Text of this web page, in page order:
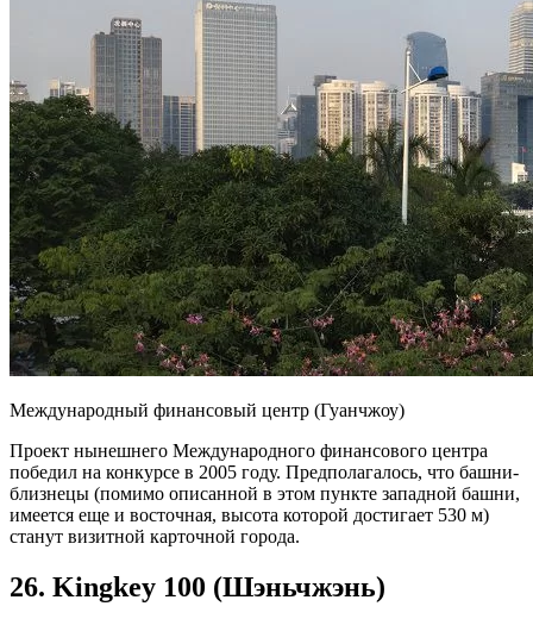
Международный финансовый центр (Гуанчжоу)
Проект нынешнего Международного финансового центра
победил на конкурсе в 2005 году. Предполагалось, что башни-
близнецы (помимо описанной в этом пункте западной башни,
имеется еще и восточная, высота которой достигает 530 м)
станут визитной карточной города.
26. Kingkey 100 (Шэньчжэнь)